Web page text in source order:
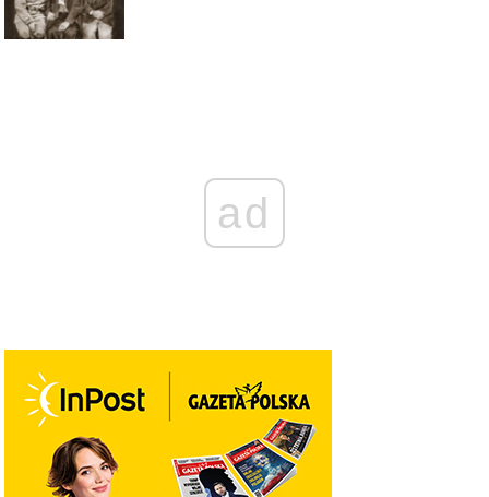
ad